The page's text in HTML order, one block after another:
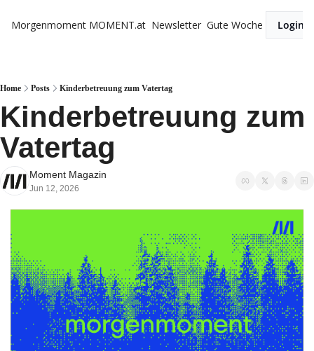
Morgenmoment MOMENT.at Newsletter Gute Woche Login
Home Posts Kinderbetreuung zum Vatertag
Kinderbetreuung zum
Vatertag
Moment Magazin
Jun 12, 2026